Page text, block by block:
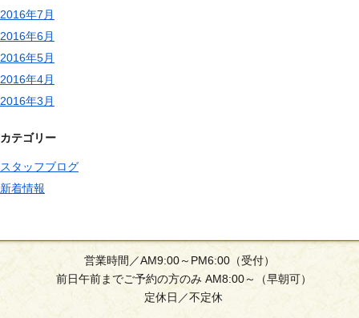
2016年7月
2016年6月
2016年5月
2016年4月
2016年3月
カテゴリー
スタッフブログ
新着情報
営業時間／AM9:00～PM6:00（受付）
前日午前までご予約の方のみ AM8:00～（早朝可）
定休日／不定休